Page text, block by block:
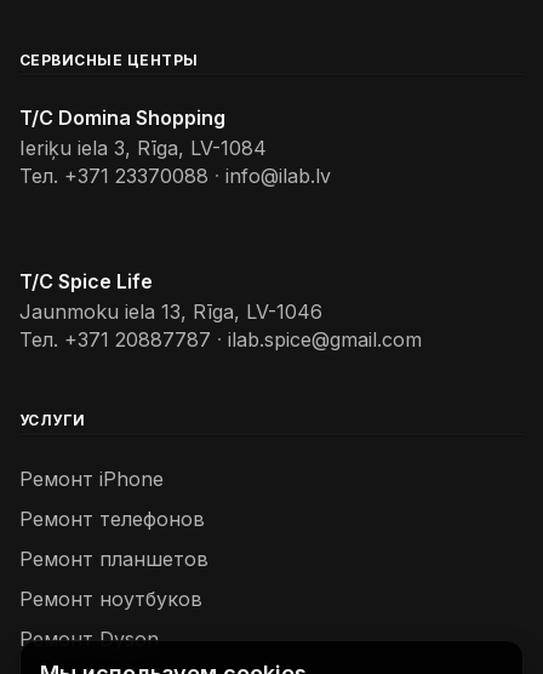
СЕРВИСНЫЕ ЦЕНТРЫ
T/C Domina Shopping
Ieriķu iela 3, Rīga, LV-1084
Тел. +371 23370088 · info@ilab.lv
T/C Spice Life
Jaunmoku iela 13, Rīga, LV-1046
Тел. +371 20887787 · ilab.spice@gmail.com
УСЛУГИ
Ремонт iPhone
Ремонт телефонов
Ремонт планшетов
Ремонт ноутбуков
Ремонт Dyson